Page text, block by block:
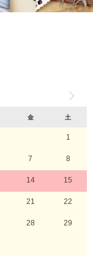
金 土
1
7 8
14 15
21 22
28 29